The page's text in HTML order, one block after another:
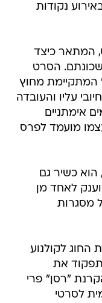
נקודות
המתאר כיצד
הסרט
המתקיימת מחוץ
עליו והעובדה
אימתניים
מועמד לפרס
הוא כשיר גם
לאחד מן
מסגרות
החוג לקולנוע
תפקוד את
"רסן" פרי
לסרטי